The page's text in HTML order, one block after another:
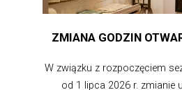
ZMIANA GODZIN
W związku z rozpoczęciem
od 1 lipca 2026 r. zmianie